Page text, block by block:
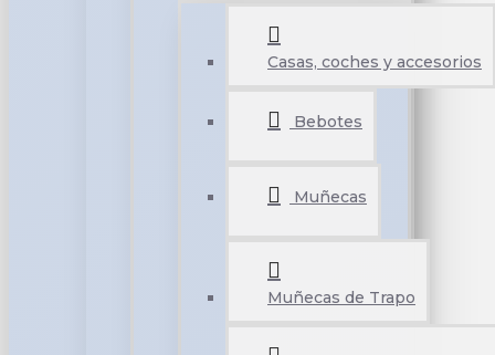
Casas, coches y accesorios
Bebotes
Muñecas
Muñecas de Trapo